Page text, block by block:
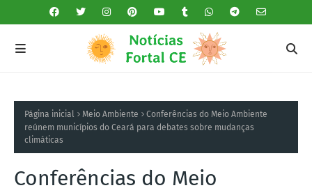
Página inicial Meio Ambiente
Conferências do Meio Ambiente
reúnem municípios do Ceará para debates sobre mudanças
climáticas
Conferências do Meio